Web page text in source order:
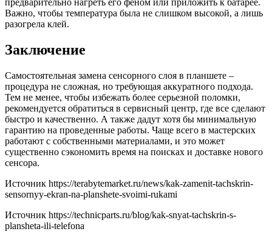
Важно, чтобы температура была не слишком высокой, а лишь
разогрела клей.
Заключение
Самостоятельная замена сенсорного слоя в планшете –
процедура не сложная, но требующая аккуратного подхода.
Тем не менее, чтобы избежать более серьезной поломки,
рекомендуется обратиться в сервисный центр, где все сделают
быстро и качественно. А также дадут хотя бы минимальную
гарантию на проведенные работы. Чаще всего в мастерских
работают с собственными материалами, и это может
существенно сэкономить время на поисках и доставке нового
сенсора.
Источник https://terabytemarket.ru/news/kak-zamenit-tachskrin-
sensornyy-ekran-na-planshete-svoimi-rukami
Источник https://technicparts.ru/blog/kak-snyat-tachskrin-s-
plansheta-ili-telefona